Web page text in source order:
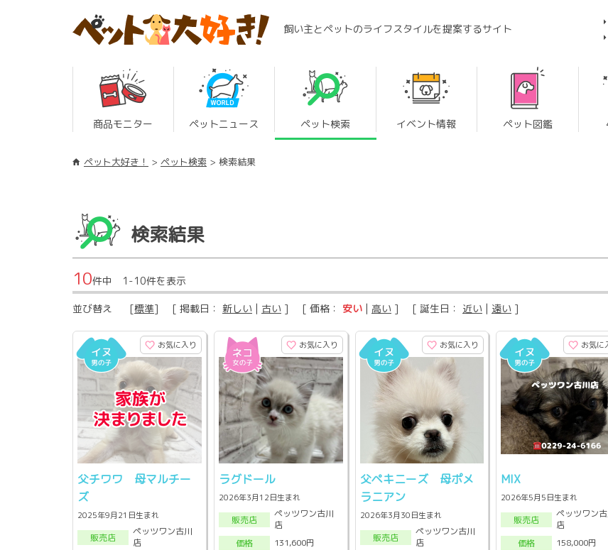
飼い主とペットのライフスタイルを提案するサイト
商品モニター ペットニュース ペット検索 イベント情報 ペット図鑑
ペット大好き！ ペット検索 検索結果
検索結果
10件中 1-10件を表示
並び替え [標準] [ 掲載日： 新しい | 古い ] [ 価格： 安い | 高い ] [ 誕生日： 近い | 遠い ]
お気に入り
父チワワ 母マルチー
ズ
2025年9月21日生まれ
販売店
ペッツワン古川
店
お気に入り
ラグドール
2026年3月12日生まれ
販売店
ペッツワン古川
店
価格
131,600円
お気に入り
父ペキニーズ 母ポメ
ラニアン
2026年3月30日生まれ
販売店
ペッツワン古川
店
お気に
MIX
2026年5月5日生まれ
販売店
ペッツワン
店
価格
158,000円